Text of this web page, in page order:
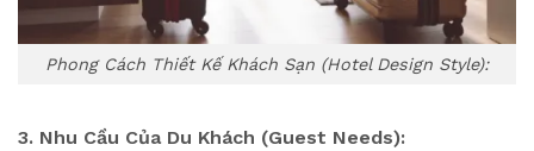
Phong Cách Thiết Kế Khách Sạn (Hotel Design Style):
3. Nhu Cầu Của Du Khách (Guest Needs):